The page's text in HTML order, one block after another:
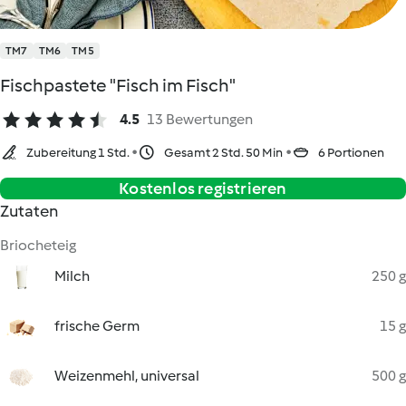
TM7 TM6 TM5
Fischpastete "Fisch im Fisch"
4.5 13 Bewertungen
Zubereitung 1 Std. Gesamt 2 Std. 50 Min 6 Portionen
Kostenlos registrieren
Zutaten
Briocheteig
Milch
250 g
frische Germ 15 g
Weizenmehl, universal 500 g